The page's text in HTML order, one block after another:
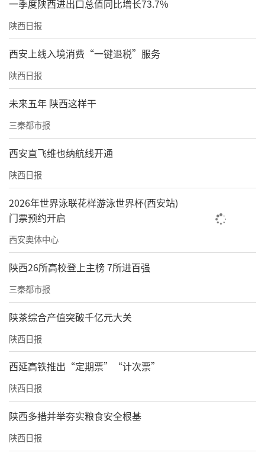
一季度陕西进出口总值同比增长73.7%
陕西日报
西安上线入境消费“一键退税”服务
陕西日报
未来五年 陕西这样干
三秦都市报
西安直飞维也纳航线开通
陕西日报
2026年世界泳联花样游泳世界杯(西安站)
门票预约开启
西安奥体中心
陕西26所高校登上主榜 7所进百强
三秦都市报
陕茶综合产值突破千亿元大关
陕西日报
西延高铁推出“定期票”“计次票”
陕西日报
陕西多措并举夯实粮食安全根基
陕西日报